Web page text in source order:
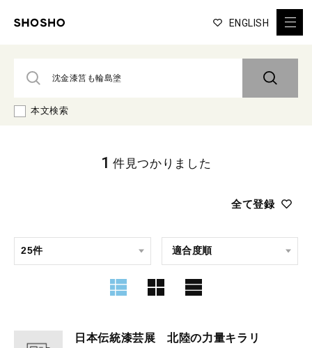
ENGLISH
本文検索
全て登録
1 件見つかりました
日本伝統漆芸展 北陸の力量キラリ